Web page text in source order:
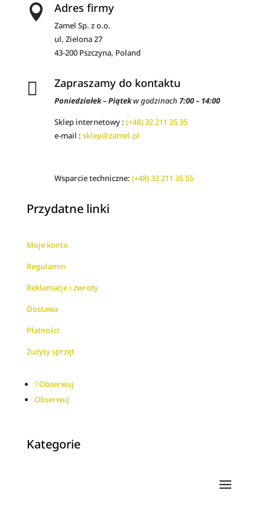
 Adres firmy
Zamel Sp. z o.o.
ul. Zielona 27
43-200 Pszczyna, Poland
 Zapraszamy do kontaktu
Poniedziałek – Piątekw godzinach 7:00 – 14:00
Sklep internetowy : (+48) 32 211 35 35
e-mail : sklep@zamel.pl
Wsparcie techniczne: (+48) 32 211 35 55
Przydatne linki
Moje konto
Regulamin
Reklamacje i zwroty
Dostawa
Płatności
Zużyty sprzęt
Obserwuj
Obserwuj
Kategorie